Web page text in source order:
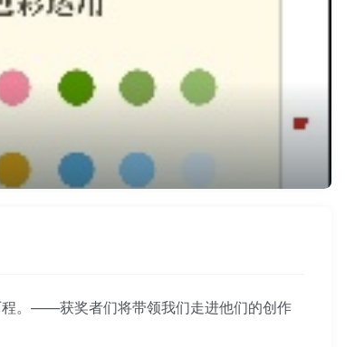
程。——获奖者们将带领我们走进他们的创作